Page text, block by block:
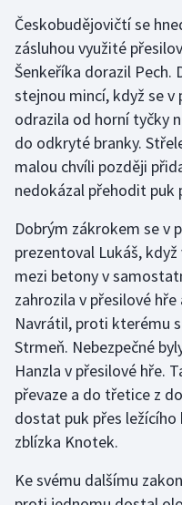
Lezení
Lyže a snowboard
Moderní pětiboj
Motorsport
Parasport
Plavání
Plážový volejbal
Ragby
Rychlobruslení
Rychlostní kanoistika
Českobudějovičtí se
zásluhou využité
Šenkeříka dorazil Pech.
stejnou mincí, když se
odrazila od horní tyčky
do odkryté branky.
malou chvíli později
nedokázal přehodit puk
Dobrým zákrokem se v
prezentoval Lukáš,
mezi betony v
zahrozila v přesilové
Navrátil, proti kterému
Strmeň. Nebezpečné
Hanzla v přesilové hře.
převaze a do třetice z
dostat puk přes
zblízka Knotek.
Ke svému dalšímu